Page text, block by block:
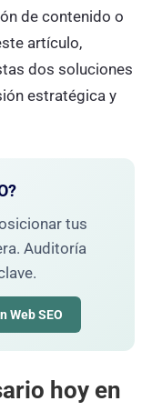
de contenido o
artículo,
dos soluciones
estratégica y
tus
Auditoría
Web SEO
hoy en